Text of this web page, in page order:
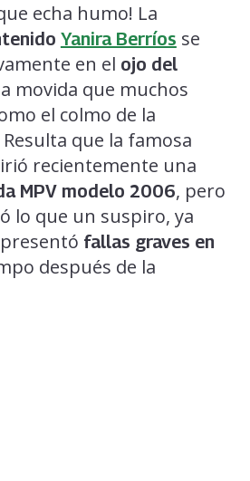
echa humo! La
Yanira Berríos se
en el ojo del
movida que muchos
el colmo de la
que la famosa
recientemente una
MPV modelo 2006, pero
lo que un suspiro, ya
fallas graves en
después de la